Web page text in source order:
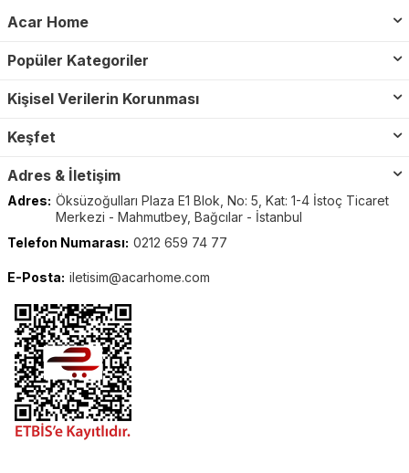
Acar Home
Popüler Kategoriler
Kişisel Verilerin Korunması
Keşfet
Adres & İletişim
Adres: Öksüzoğulları Plaza E1 Blok, No: 5, Kat: 1-4 İstoç Ticaret
Merkezi - Mahmutbey, Bağcılar - İstanbul
Telefon Numarası: 0212 659 74 77
E-Posta: iletisim@acarhome.com